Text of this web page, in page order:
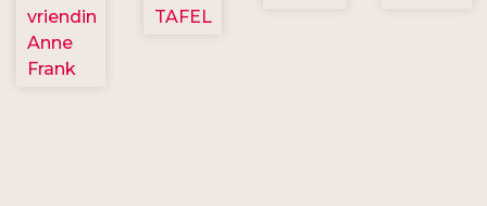
vriendin
Anne
Frank
TAFEL